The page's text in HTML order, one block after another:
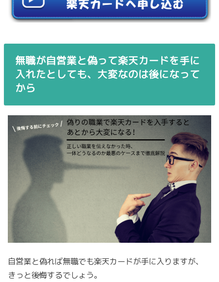
無職が自営業と偽って楽天カードを手に
入れたとしても、大変なのは後になって
から
自営業と偽れば無職でも楽天カードが手に入りますが、
きっと後悔するでしょう。